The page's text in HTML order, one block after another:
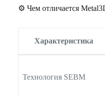
⚙️ Чем отличается
Характеристика
Технология SEBM